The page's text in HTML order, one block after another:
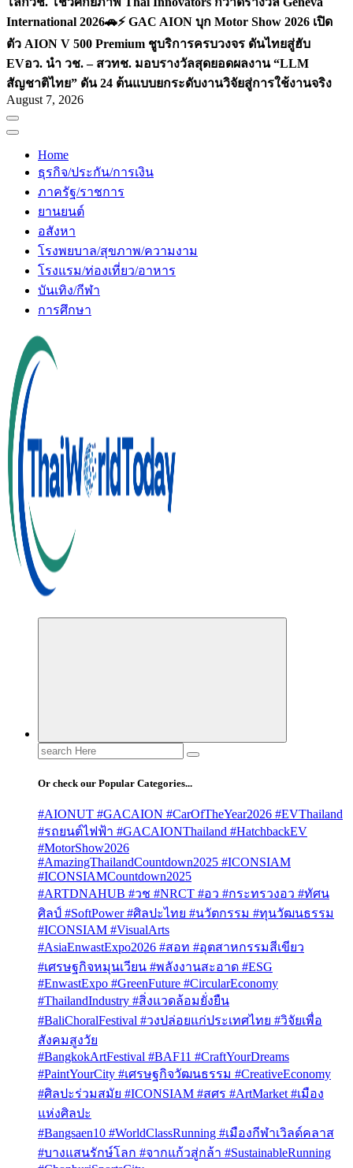
International 2026🚗⚡️ GAC AION บุก Motor Show 2026 เปิด
ตัว AION V 500 Premium ชูบริการครบวงจร ดันไทยสู่ฮับ
EVอว. นำ วช. – สวทช. มอบรางวัลสุดยอดผลงาน “LLM
สัญชาติไทย” ดัน 24 ต้นแบบยกระดับงานวิจัยสู่การใช้งานจริง
August 7, 2026
Home
ธุรกิจ/ประกัน/การเงิน
ภาครัฐ/ราชการ
ยานยนต์
อสังหา
โรงพยบาล/สุขภาพ/ความงาม
โรงแรม/ท่องเที่ยว/อาหาร
บันเทิง/กีฬา
การศึกษา
Search
for:
Or check our Popular Categories...
#AIONUT #GACAION #CarOfTheYear2026 #EVThailand
#รถยนต์ไฟฟ้า #GACAIONThailand #HatchbackEV
#MotorShow2026
#AmazingThailandCountdown2025 #ICONSIAM
#ICONSIAMCountdown2025
#ARTDNAHUB #วช #NRCT #อว #กระทรวงอว #ทัศน
ศิลป์ #SoftPower #ศิลปะไทย #นวัตกรรม #ทุนวัฒนธรรม
#ICONSIAM #VisualArts
#AsiaEnwastExpo2026 #สอท #อุตสาหกรรมสีเขียว
#เศรษฐกิจหมุนเวียน #พลังงานสะอาด #ESG
#EnwastExpo #GreenFuture #CircularEconomy
#ThailandIndustry #สิ่งแวดล้อมยั่งยืน
#BaliChoralFestival #วงปล่อยแก่ประเทศไทย #วิจัยเพื่อ
สังคมสูงวัย
#BangkokArtFestival #BAF11 #CraftYourDreams
#PaintYourCity #เศรษฐกิจวัฒนธรรม #CreativeEconomy
#ศิลปะร่วมสมัย #ICONSIAM #สศร #ArtMarket #เมือง
แห่งศิลปะ
#Bangsaen10 #WorldClassRunning #เมืองกีฬาเวิลด์คลาส
#บางแสนรักษ์โลก #จากแก้วสู่กล้า #SustainableRunning